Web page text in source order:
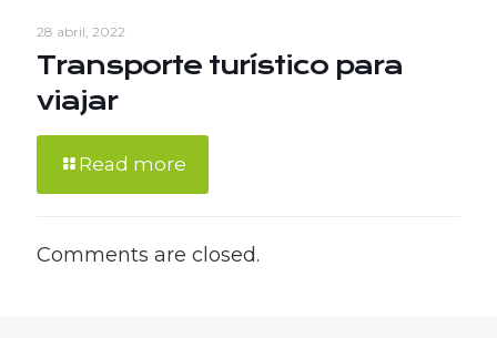
28 abril, 2022
Transporte turístico para
viajar
Read more
Comments are closed.